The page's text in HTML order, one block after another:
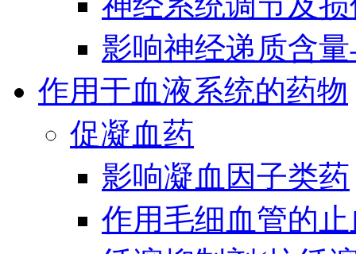
影响神经递质含
作用于血液系统的药物
促凝血药
影响凝血因子类药
作用毛细血管的